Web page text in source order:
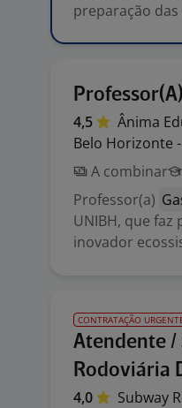
preparação
4,5 Ânima
Belo Horizonte
A combinar
Professor(a)
UNIBH, que faz
inovador
CONTRATAÇÃO
Atendente /
Rodoviária
4,0 Subway